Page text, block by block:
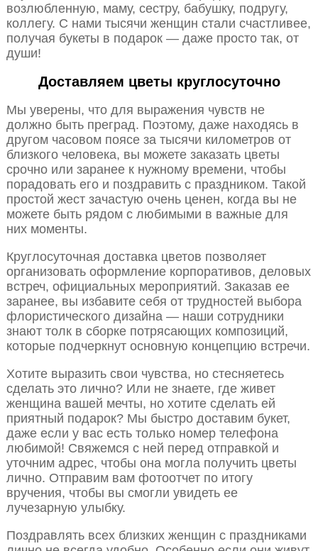
возлюбленную, маму, сестру, бабушку, подругу,
коллегу. С нами тысячи женщин стали счастливее,
получая букеты в подарок — даже просто так, от
души!
Доставляем цветы круглосуточно
Мы уверены, что для выражения чувств не
должно быть преград. Поэтому, даже находясь в
другом часовом поясе за тысячи километров от
близкого человека, вы можете заказать цветы
срочно или заранее к нужному времени, чтобы
порадовать его и поздравить с праздником. Такой
простой жест зачастую очень ценен, когда вы не
можете быть рядом с любимыми в важные для
них моменты.
Круглосуточная доставка цветов позволяет
организовать оформление корпоративов, деловых
встреч, официальных мероприятий. Заказав ее
заранее, вы избавите себя от трудностей выбора
флористического дизайна — наши сотрудники
знают толк в сборке потрясающих композиций,
которые подчеркнут основную концепцию встречи.
Хотите выразить свои чувства, но стесняетесь
сделать это лично? Или не знаете, где живет
женщина вашей мечты, но хотите сделать ей
приятный подарок? Мы быстро доставим букет,
даже если у вас есть только номер телефона
любимой! Свяжемся с ней перед отправкой и
уточним адрес, чтобы она могла получить цветы
лично. Отправим вам фотоотчет по итогу
вручения, чтобы вы смогли увидеть ее
лучезарную улыбку.
Поздравлять всех близких женщин с праздниками